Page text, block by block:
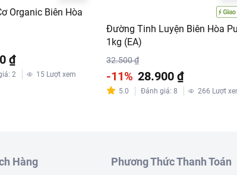
Organic Biên Hòa
₫
: 2 15 Lượt xem
Đường Tinh Luyện Biên Hòa
1kg (EA)
32.500 ₫
-11% 28.900 ₫
5.0 Đánh giá: 8 266 Lượt
Hàng Phương Thức Thanh Toán